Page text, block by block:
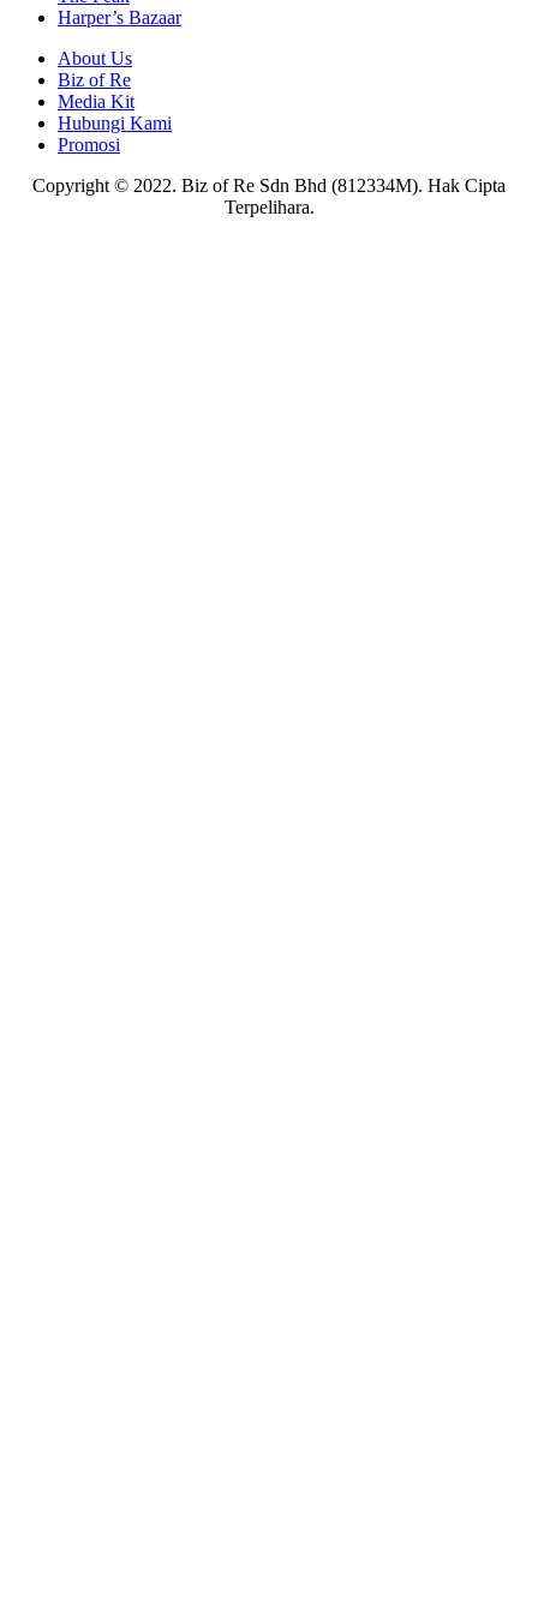
Harper’s Bazaar
About Us
Biz of Re
Media Kit
Hubungi Kami
Promosi
Copyright © 2022. Biz of Re Sdn Bhd (812334M). Hak Cipta
Terpelihara.